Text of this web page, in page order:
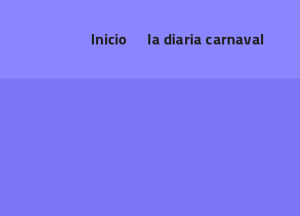
Inicio la diaria carnaval